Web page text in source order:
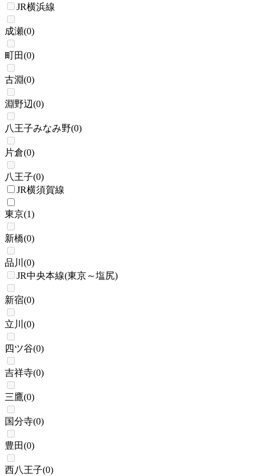
JR横浜線
成瀬(0)
町田(0)
古淵(0)
淵野辺(0)
八王子みなみ野(0)
片倉(0)
八王子(0)
JR横須賀線
東京(1)
新橋(0)
品川 (0)
JR中央本線(東京～塩尻)
新宿(0)
立川 (0)
四ツ谷(0)
吉祥寺(0)
三鷹(0)
国分寺(0)
豊田(0)
西八王子(0)